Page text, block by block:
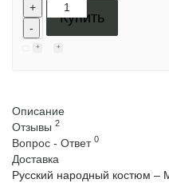
+
-
Купить
Описание
Отзывы 2
Вопрос - Ответ 0
Доставка
Русский народный костюм –